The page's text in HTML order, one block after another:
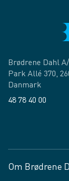
Brødrene Dahl
Park Allé 370,
Danmark
48 78 40 00
Om Brødrene